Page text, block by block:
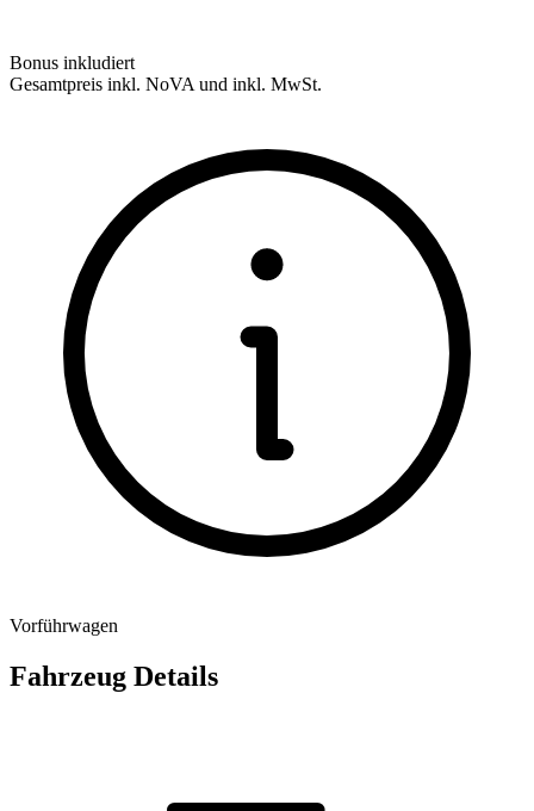
Bonus inkludiert
Gesamtpreis inkl. NoVA und inkl. MwSt.
Vorführwagen
Fahrzeug Details